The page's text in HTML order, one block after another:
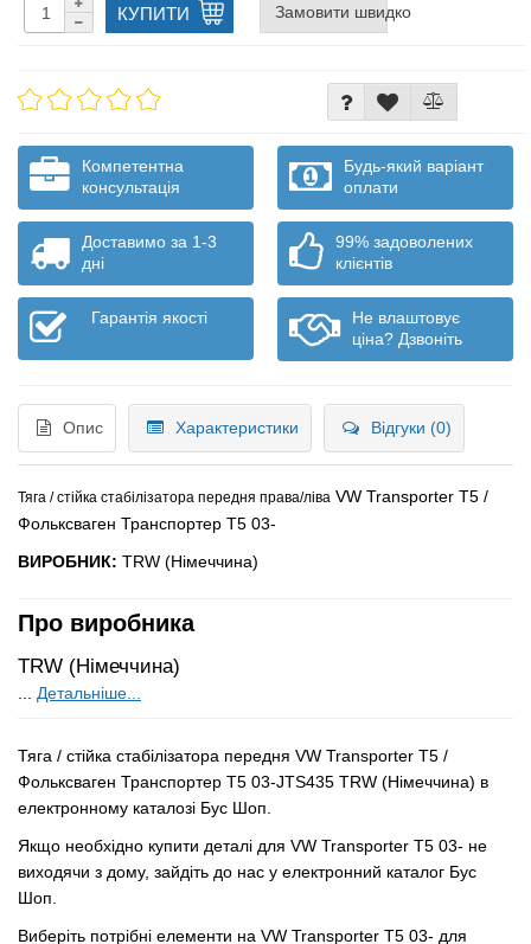
КУПИТИ Замовити швидко
Компетентна
консультація
Будь-який варіант
оплати
Доставимо за 1-3
дні
99% задоволених
клієнтів
Гарантія якості
Не влаштовує
ціна? Дзвоніть
Опис Характеристики Відгуки (0)
Тяга / стійка стабілізатора передня права/ліва VW Transporter T5 /
Фольксваген Транспортер Т5 03-
ВИРОБНИК: TRW (Німеччина)
Про виробника
TRW (Німеччина)
Детальніше...
Тяга / стійка стабілізатора передня VW Transporter T5 /
Фольксваген Транспортер Т5 03-JTS435 TRW (Німеччина) в
електронному каталозі Бус Шоп.
Якщо необхідно купити деталі для VW Transporter T5 03- не
виходячи з дому, зайдіть до нас у електронний каталог Бус
Шоп.
Виберіть потрібні елементи на VW Transporter T5 03- для